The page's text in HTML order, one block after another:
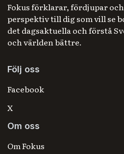
Fokus förklarar, fördjupar
perspektiv till dig som vill se
det dagsaktuella och förstå
och världen bättre.
Följ oss
Facebook
X
Om oss
Om Fokus